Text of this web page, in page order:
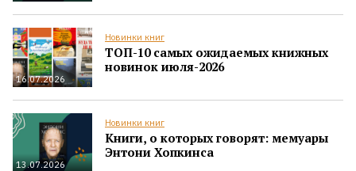
16.07.2026
Новинки книг
ТОП-10 самых ожидаемых книжных
новинок июля-2026
13.07.2026
Новинки книг
Книги, о которых говорят: мемуары
Энтони Хопкинса